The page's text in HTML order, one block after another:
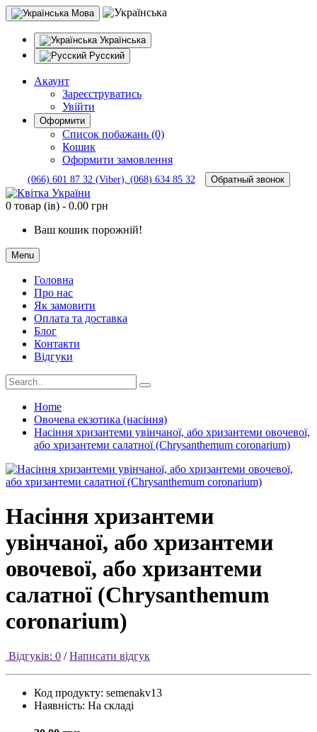
Мова
Українська
Русский
Акаунт
Зареєструватись
Увійти
Оформити
Список побажань (0)
Кошик
Оформити замовлення
(066) 601 87 32 (Viber), (068) 634 85 32 Обратный звонок
0 товар (ів) - 0.00 грн
Ваш кошик порожній!
Menu
Головна
Про нас
Як замовити
Оплата та доставка
Блог
Контакти
Відгуки
Home
Овочева екзотика (насіння)
Насіння хризантеми увінчаної, або хризантеми овочевої,
або хризантеми салатної (Chrysanthemum coronarium)
Насіння хризантеми
увінчаної, або хризантеми
овочевої, або хризантеми
салатної (Chrysanthemum
coronarium)
Відгуків: 0 /Написати відгук
Код продукту: semenakv13
Наявність: На складі